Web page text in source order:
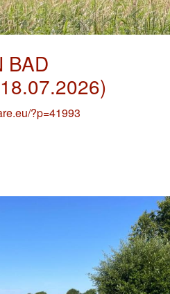
BAD
?p=41993